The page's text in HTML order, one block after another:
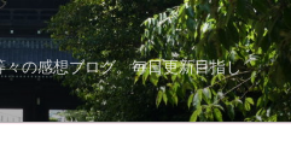
の感想ブログ。毎日更新目指し